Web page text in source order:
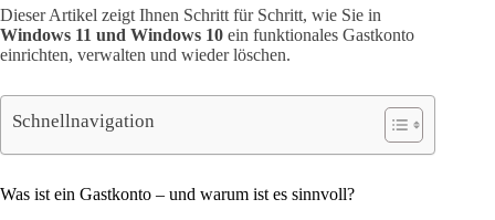
Dieser Artikel zeigt Ihnen Schritt für Schritt, wie Sie in
Windows 11 und Windows 10 ein funktionales Gastkonto
einrichten, verwalten und wieder löschen.
Schnellnavigation
Was ist ein Gastkonto – und warum ist es sinnvoll?